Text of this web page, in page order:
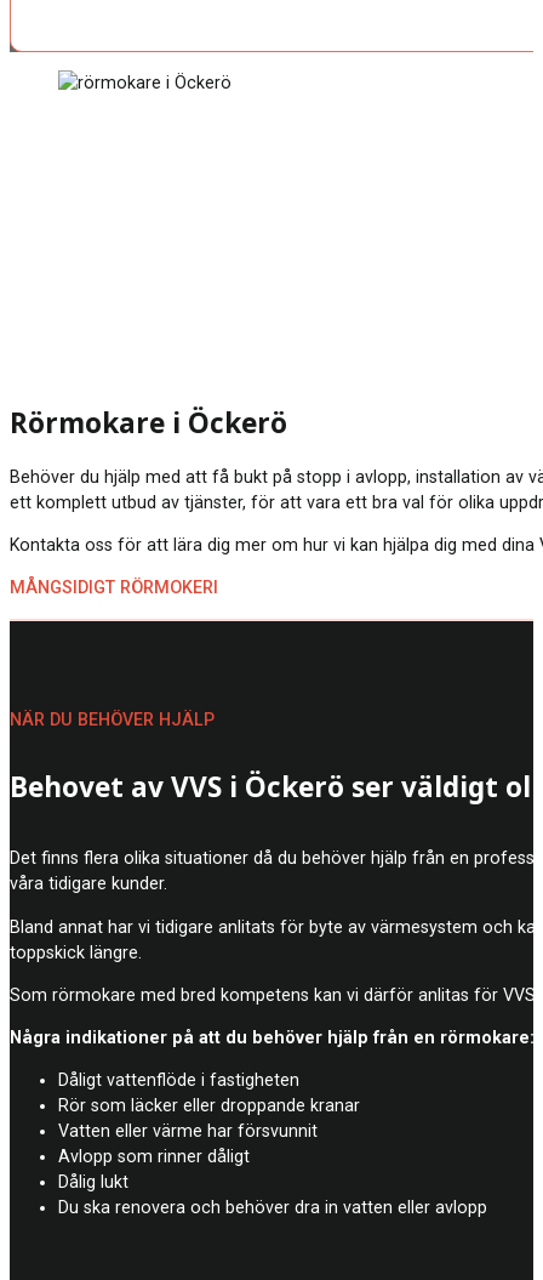
Rörmokare i Öckerö
Behöver du hjälp med att få bukt på stopp i avlopp, installation av
ett komplett utbud av tjänster, för att vara ett bra val för olika
Kontakta oss för att lära dig mer om hur vi kan hjälpa dig med
MÅNGSIDIGT RÖRMOKERI
Behovet av VVS i Öckerö ser väldigt
Det finns flera olika situationer då du behöver hjälp från en
våra tidigare kunder.
Bland annat har vi tidigare anlitats för byte av värmesystem och
toppskick längre.
Som rörmokare med bred kompetens kan vi därför anlitas för
Några indikationer på att du behöver hjälp från en rörmokare:
Dåligt vattenflöde i fastigheten
Rör som läcker eller droppande kranar
Vatten eller värme har försvunnit
Avlopp som rinner dåligt
Dålig lukt
Du ska renovera och behöver dra in vatten eller avlopp
NÄR DU BEHÖVER HJÄLP